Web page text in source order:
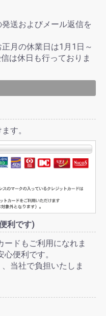
送およびメール返信を
月の休業日は1月1日～
は休日も行っておりま
す。
利です)
ードもご利用になれま
便利です。
当社で負担いたしま